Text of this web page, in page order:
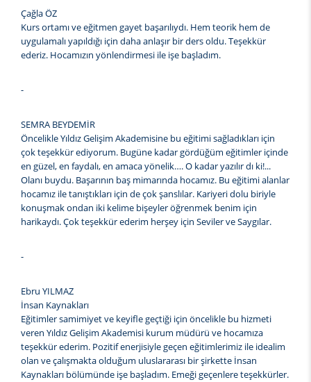
Çağla ÖZ
Kurs ortamı ve eğitmen gayet başarılıydı. Hem teorik hem de
uygulamalı yapıldığı için daha anlaşır bir ders oldu. Teşekkür
ederiz. Hocamızın yönlendirmesi ile işe başladım.
-
SEMRA BEYDEMİR
Öncelikle Yıldız Gelişim Akademisine bu eğitimi sağladıkları için
çok teşekkür ediyorum. Bugüne kadar gördüğüm eğitimler içinde
en güzel, en faydalı, en amaca yönelik…. O kadar yazılır dı ki!...
Olanı buydu. Başarının baş mimarında hocamız. Bu eğitimi alanlar
hocamız ile tanıştıkları için de çok şanslılar. Kariyeri dolu biriyle
konuşmak ondan iki kelime bişeyler öğrenmek benim için
harikaydı. Çok teşekkür ederim herşey için Seviler ve Saygılar.
-
Ebru YILMAZ
İnsan Kaynakları
Eğitimler samimiyet ve keyifle geçtiği için öncelikle bu hizmeti
veren Yıldız Gelişim Akademisi kurum müdürü ve hocamıza
teşekkür ederim. Pozitif enerjisiyle geçen eğitimlerimiz ile idealim
olan ve çalışmakta olduğum uluslararası bir şirkette İnsan
Kaynakları bölümünde işe başladım. Emeği geçenlere teşekkürler.